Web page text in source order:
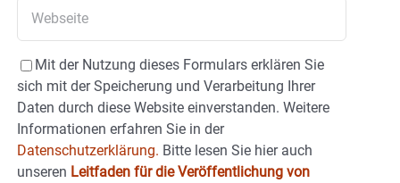
Mit der Nutzung dieses Formulars erklären Sie
sich mit der Speicherung und Verarbeitung Ihrer
Daten durch diese Website einverstanden. Weitere
Informationen erfahren Sie in der
Datenschutzerklärung. Bitte lesen Sie hier auch
unseren Leitfaden für die Veröffentlichung von